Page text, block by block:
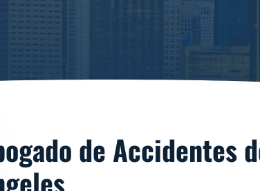
de Accidentes